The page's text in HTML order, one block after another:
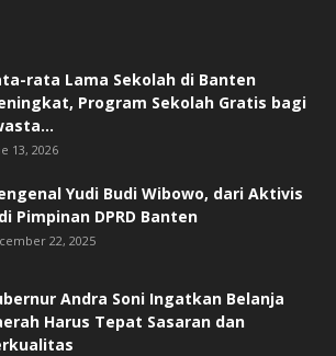
rata Lama Sekolah di Banten
‎Program Sekolah Gratis bagi
13, 2026
Yudi Budi Wibowo, dari Aktivis
Pimpinan DPRD Banten
22, 2025
Andra Soni Ingatkan Belanja
Harus Tepat Sasaran dan